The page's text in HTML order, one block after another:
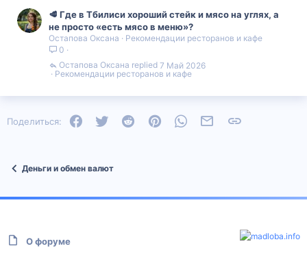
🥩 Где в Тбилиси хороший стейк и мясо на углях, а
не просто «есть мясо в меню»?
Остапова Оксана
Рекомендации ресторанов и кафе
0
Рекомендации ресторанов и кафе
7 Май 2026
Остапова Оксана
Поделиться: FacebookTwitter Reddit PinterestWhatsAppЭлектронная почта
Деньги и обмен валют
О форуме